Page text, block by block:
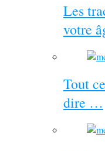
Les
votre
Tout
dire …